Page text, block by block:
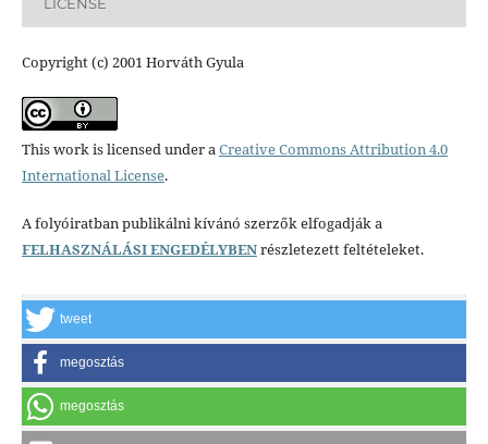
LICENSE
Copyright (c) 2001 Horváth Gyula
This work is licensed under aCreative Commons Attribution 4.0
International License.
A folyóiratban publikálni kívánó szerzők elfogadják a
FELHASZNÁLÁSI ENGEDÉLYBENrészletezett feltételeket.
tweet
megosztás
megosztás